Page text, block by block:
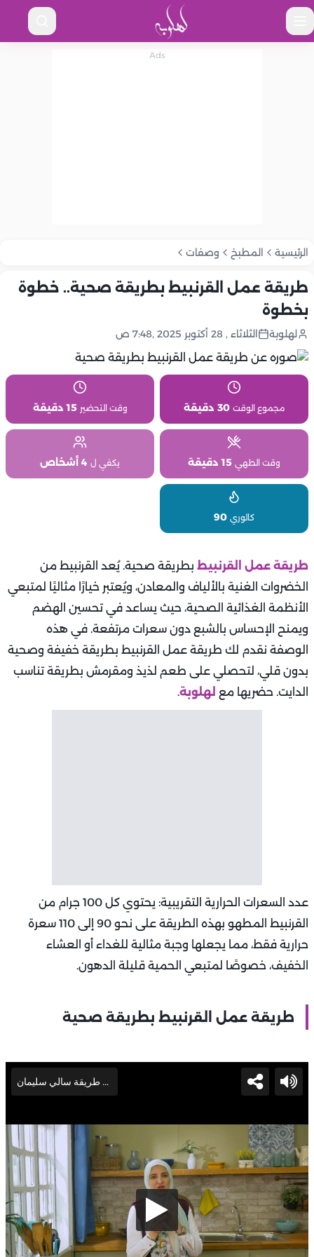
الرئيسية المطبخ وصفات
طريقة عمل القرنبيط بطريقة صحية.. خطوة
بخطوة
لهلوبة الثلاثاء , 28 أكتوبر 2025 ,7:48 ص
مجموع الوقت 30 دقيقة وقت التحضير 15 دقيقة
وقت الطهي 15 دقيقة يكفي ل 4 أشخاص
كالوري 90
طريقة عمل القرنبيط بطريقة صحية. يُعد القرنبيط من
الخضروات الغنية بالألياف والمعادن، ويُعتبر خيارًا مثاليًا لمتبعي
الأنظمة الغذائية الصحية، حيث يساعد في تحسين الهضم
ويمنح الإحساس بالشبع دون سعرات مرتفعة. في هذه
الوصفة نقدم لك طريقة عمل القرنبيط بطريقة خفيفة وصحية
بدون قلي، لتحصلي على طعم لذيذ ومقرمش بطريقة تناسب
الدايت. حضريها مع لهلوبة.
عدد السعرات الحرارية التقريبية: يحتوي كل 100 جرام من
القرنبيط المطهو بهذه الطريقة على نحو 90 إلى 110 سعرة
حرارية فقط، مما يجعلها وجبة مثالية للغداء أو العشاء
الخفيف، خصوصًا لمتبعي الحمية قليلة الدهون.
طريقة عمل القرنبيط بطريقة صحية